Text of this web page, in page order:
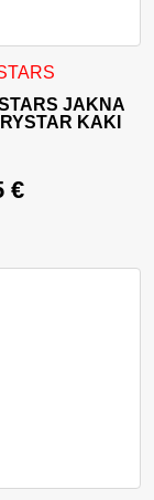
mogu odabrati
JAKNA
KAKI
cijena bila
€
ima više